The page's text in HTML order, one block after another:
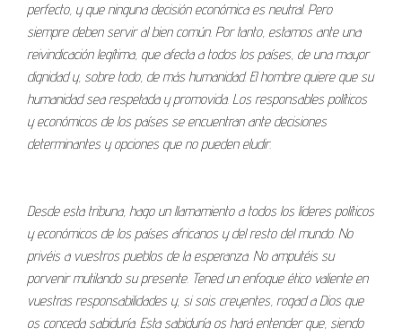
perfecto, y que ninguna decisión económica es neutral. Pero
siempre deben servir al bien común. Por tanto, estamos ante una
reivindicación legítima, que afecta a todos los países, de una mayor
dignidad y, sobre todo, de más humanidad. El hombre quiere que su
humanidad sea respetada y promovida. Los responsables políticos
y económicos de los países se encuentran ante decisiones
determinantes y opciones que no pueden eludir.
Desde esta tribuna, hago un llamamiento a todos los líderes políticos
y económicos de los países africanos y del resto del mundo. No
privéis a vuestros pueblos de la esperanza. No amputéis su
porvenir mutilando su presente. Tened un enfoque ético valiente en
vuestras responsabilidades y, si sois creyentes, rogad a Dios que
os conceda sabiduría. Esta sabiduría os hará entender que, siendo